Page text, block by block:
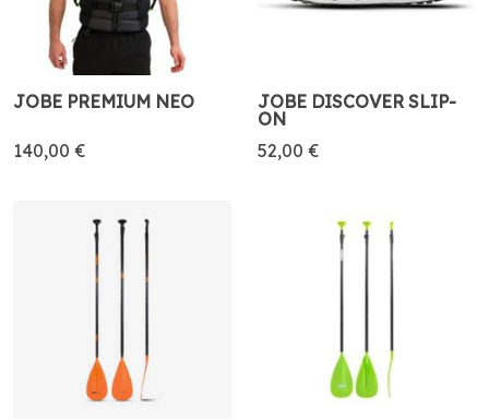
JOBE PREMIUM NEO
140,00 €
JOBE DISCOVER SLIP-
ON
52,00 €